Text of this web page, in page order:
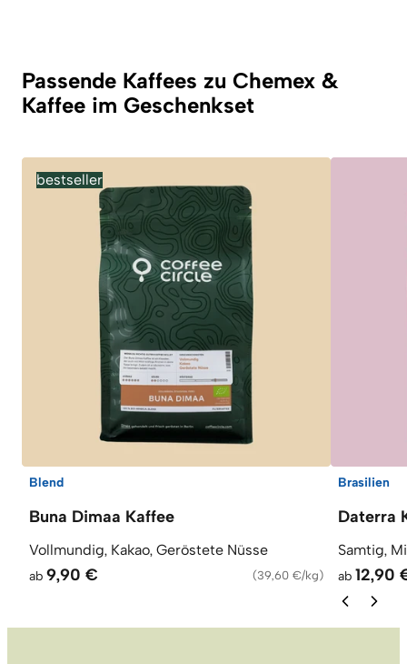
Passende Kaffees zu Chemex &
Kaffee im Geschenkset
bestseller
Blend
Buna Dimaa Kaffee
Vollmundig, Kakao, Geröstete Nüsse
ab 9,90 € (39,60 €/kg)
Brasilien
Daterra
Samtig,
ab 12,90